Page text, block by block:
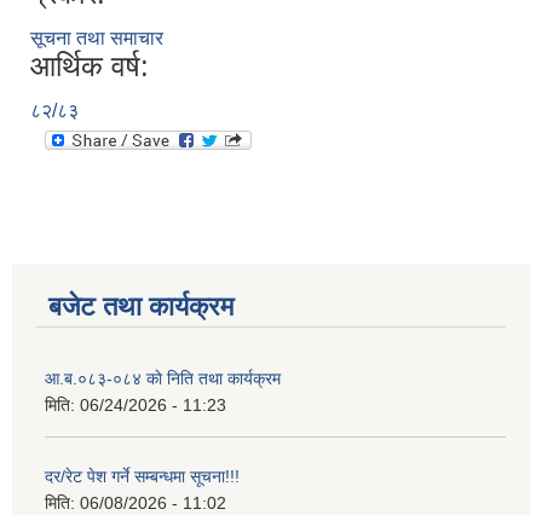
सूचना तथा समाचार
आर्थिक वर्ष:
८२/८३
बजेट तथा कार्यक्रम
आ.ब.०८३-०८४ काे निति तथा कार्यक्रम
मिति: 06/24/2026 - 11:23
दर/रेट पेश गर्ने सम्बन्धमा सूचना!!!
मिति: 06/08/2026 - 11:02